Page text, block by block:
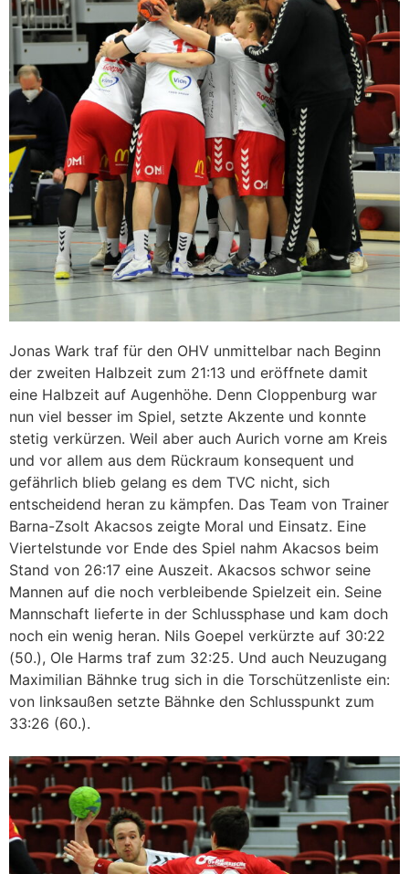
Jonas Wark traf für den OHV unmittelbar nach Beginn
der zweiten Halbzeit zum 21:13 und eröffnete damit
eine Halbzeit auf Augenhöhe. Denn Cloppenburg war
nun viel besser im Spiel, setzte Akzente und konnte
stetig verkürzen. Weil aber auch Aurich vorne am Kreis
und vor allem aus dem Rückraum konsequent und
gefährlich blieb gelang es dem TVC nicht, sich
entscheidend heran zu kämpfen. Das Team von Trainer
Barna-Zsolt Akacsos zeigte Moral und Einsatz. Eine
Viertelstunde vor Ende des Spiel nahm Akacsos beim
Stand von 26:17 eine Auszeit. Akacsos schwor seine
Mannen auf die noch verbleibende Spielzeit ein. Seine
Mannschaft lieferte in der Schlussphase und kam doch
noch ein wenig heran. Nils Goepel verkürzte auf 30:22
(50.), Ole Harms traf zum 32:25. Und auch Neuzugang
Maximilian Bähnke trug sich in die Torschützenliste ein:
von linksaußen setzte Bähnke den Schlusspunkt zum
33:26 (60.).